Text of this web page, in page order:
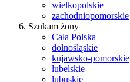
wielkopolskie
zachodniopomorskie
Szukam żony
Cała Polska
dolnośląskie
kujawsko-pomorskie
lubelskie
lubuskie